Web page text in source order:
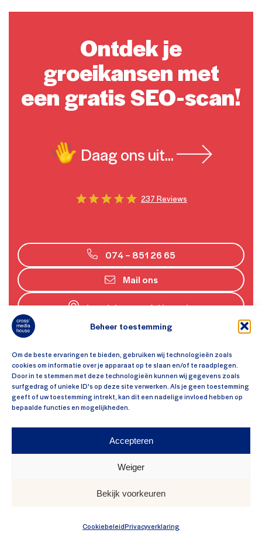
Beheer toestemming
Om de beste ervaringen te bieden, gebruiken wij technologieën zoals
cookies om informatie over je apparaat op te slaan en/of te raadplegen.
Door in te stemmen met deze technologieën kunnen wij gegevens zoals
surfgedrag of unieke ID's op deze site verwerken. Als je geen toestemming
geeft of uw toestemming intrekt, kan dit een nadelige invloed hebben op
bepaalde functies en mogelijkheden.
Accepteren
Weiger
Bekijk voorkeuren
CookiebeleidPrivacyverklaring
Ontdek je
groeikansen met
een gratis SEO-scan!
Daag ons uit...
237 Reviews
074 – 851 26 65
Mail ons
Lansinkesweg 4, Hengelo
De regeltjes en de wet:
Algemene voorwaarden